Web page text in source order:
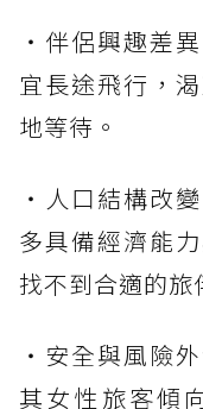
・伴侶興趣差
宜長途飛行，
地等待。
・人口結構改
多具備經濟能
找不到合適的旅
・安全與風險
其女性旅客傾